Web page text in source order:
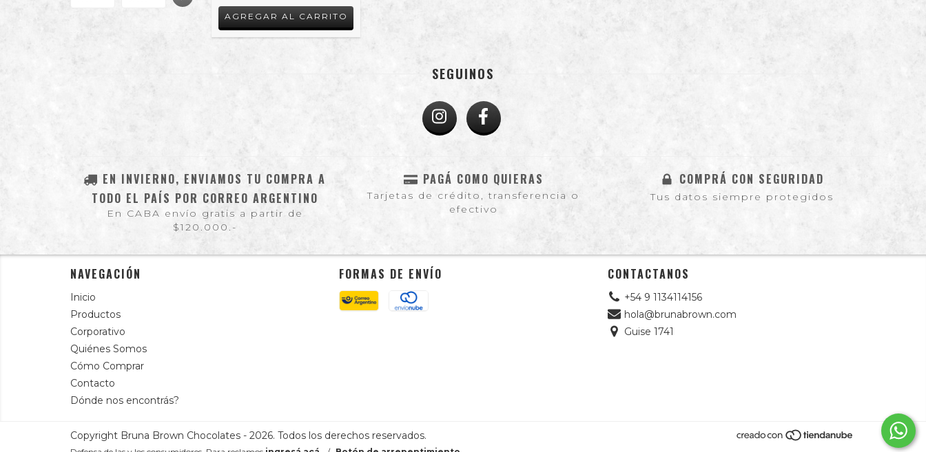
AGREGAR AL CARRITO
SEGUINOS
EN INVIERNO, ENVIAMOS TU COMPRA A
TODO EL PAÍS POR CORREO ARGENTINO
En CABA envío gratis a partir de
$120.000.-
PAGÁ COMO QUIERAS
Tarjetas de crédito, transferencia o
efectivo
COMPRÁ CON SEGURIDAD
Tus datos siempre protegidos
NAVEGACIÓN
Inicio
Productos
Corporativo
Quiénes Somos
Cómo Comprar
Contacto
Dónde nos encontrás?
FORMAS DE ENVÍO CONTACTANOS
+54 9 1134114156
hola@brunabrown.com
Guise 1741
Copyright Bruna Brown Chocolates - 2026. Todos los derechos reservados.